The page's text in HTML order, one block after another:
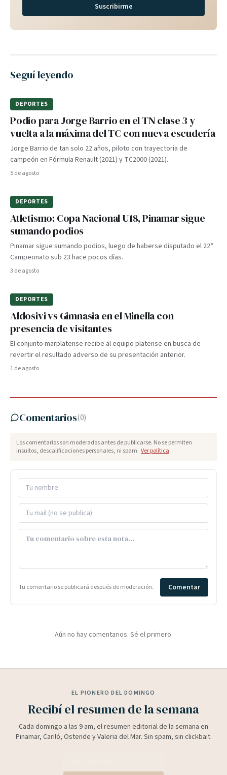
Suscribirme
Seguí leyendo
DEPORTES
Podio para Jorge Barrio en el TN clase 3 y
vuelta a la máxima del TC con nueva escudería
Jorge Barrio de tan solo 22 años, piloto con trayectoria de
campeón en Fórmula Renault (2021) y TC2000 (2021).
5 de agosto
DEPORTES
Atletismo: Copa Nacional U18, Pinamar sigue
sumando podios
Pinamar sigue sumando podios, luego de haberse disputado el 22°
Campeonato sub 23 hace pocos días.
3 de agosto
DEPORTES
Aldosivi vs Gimnasia en el Minella con
presencia de visitantes
El conjunto marplatense recibe al equipo platense en busca de
revertir el resultado adverso de su presentación anterior.
1 de agosto
Comentarios(0)
Los comentarios son moderados antes de publicarse. No se permiten
insultos, descalificaciones personales, ni spam. Ver política
Tu comentario se publicará después de moderación. Comentar
Aún no hay comentarios. Sé el primero.
EL PIONERO DEL DOMINGO
Recibí el resumen de la semana
Cada domingo a las 9 am, el resumen editorial de la semana en
Pinamar, Cariló, Ostende y Valeria del Mar. Sin spam, sin clickbait.